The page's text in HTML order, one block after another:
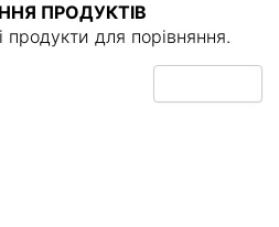
ПРОДУКТІВ
для порівняння.